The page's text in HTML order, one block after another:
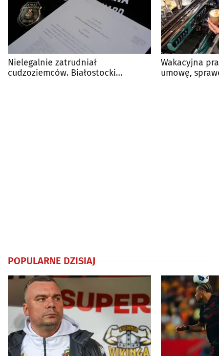
Nielegalnie zatrudniał
cudzoziemców. Białostocki
Wakacyjna
umowę,
POPULARNE DZISIAJ